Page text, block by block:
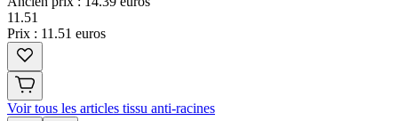
11 .51
Prix : 11.51 euros
Voir tous les articles tissu anti-racines